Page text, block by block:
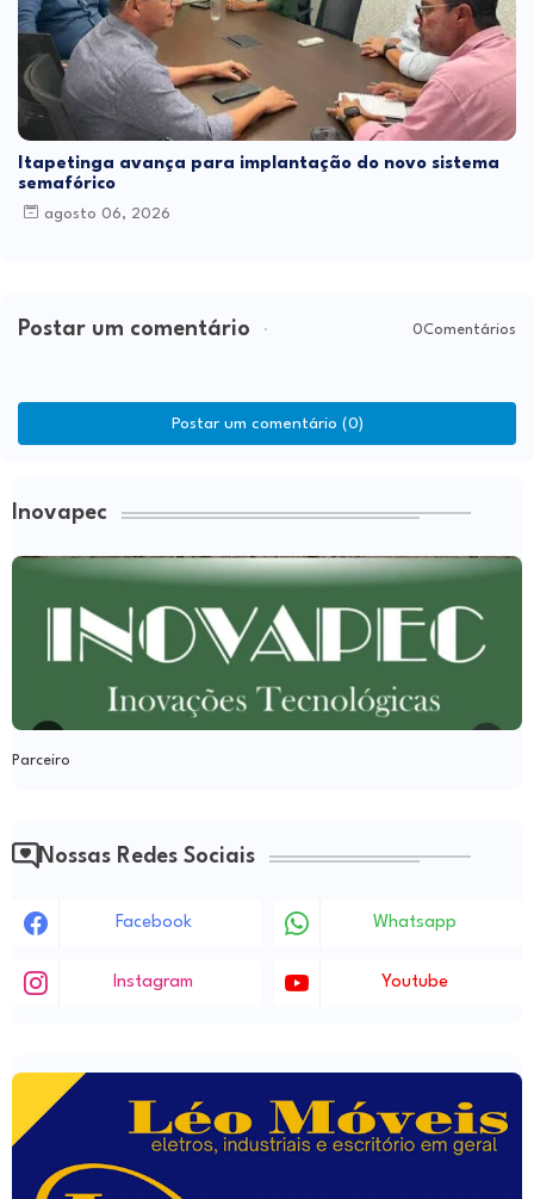
Itapetinga avança para implantação do novo sistema
semafórico
agosto 06, 2026
Postar um comentário 0Comentários
Postar um comentário (0)
Inovapec
Parceiro
Nossas Redes Sociais
Facebook Whatsapp
Instagram Youtube